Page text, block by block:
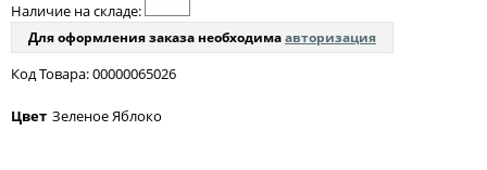
Наличие на складе:
Для оформления заказа необходимаавторизация
Код Товара: 00000065026
Цвет Зеленое Яблоко